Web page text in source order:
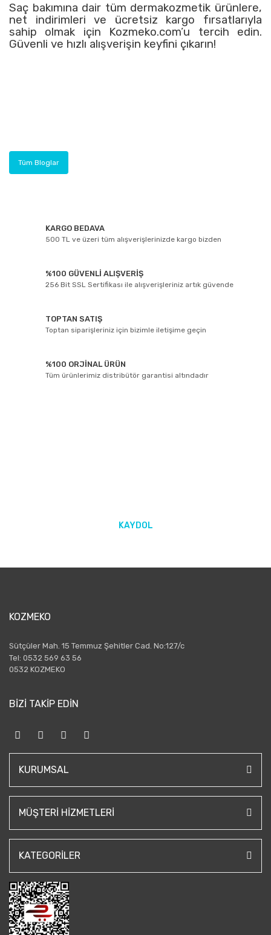
Saç bakımına dair tüm dermakozmetik ürünlere,
net indirimleri ve ücretsiz kargo fırsatlarıyla
sahip olmak için Kozmeko.com’u tercih edin.
Güvenli ve hızlı alışverişin keyfini çıkarın!
Tüm Bloglar
KARGO BEDAVA
500 TL ve üzeri tüm alışverişlerinizde kargo bizden
%100 GÜVENLİ ALIŞVERİŞ
256 Bit SSL Sertifikası ile alışverişleriniz artık güvende
TOPTAN SATIŞ
Toptan siparişleriniz için bizimle iletişime geçin
%100 ORJİNAL ÜRÜN
Tüm ürünlerimiz distribütör garantisi altındadır
KAYDOL
KOZMEKO
Sütçüler Mah. 15 Temmuz Şehitler Cad. No:127/c
Tel: 0532 569 63 56
0532 KOZMEKO
BİZİ TAKİP EDİN
KURUMSAL
MÜŞTERI HIZMETLERI
KATEGORILER